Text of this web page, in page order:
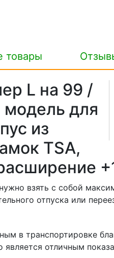
товары
L на 99 /
модель для
из
TSA,
взять с собой
отпуска или
в транспортировке
отличным